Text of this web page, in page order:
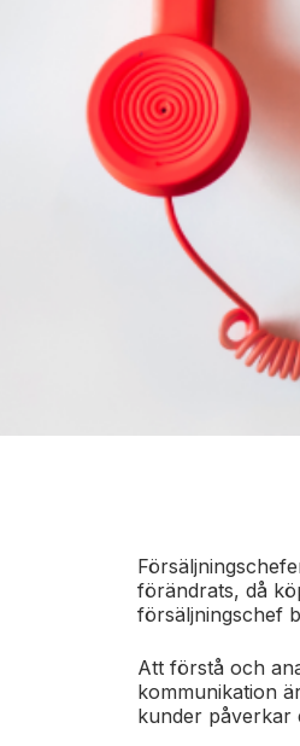
förändrats, då
försäljningschef
Att förstå och
kommunikation
kunder påverkar